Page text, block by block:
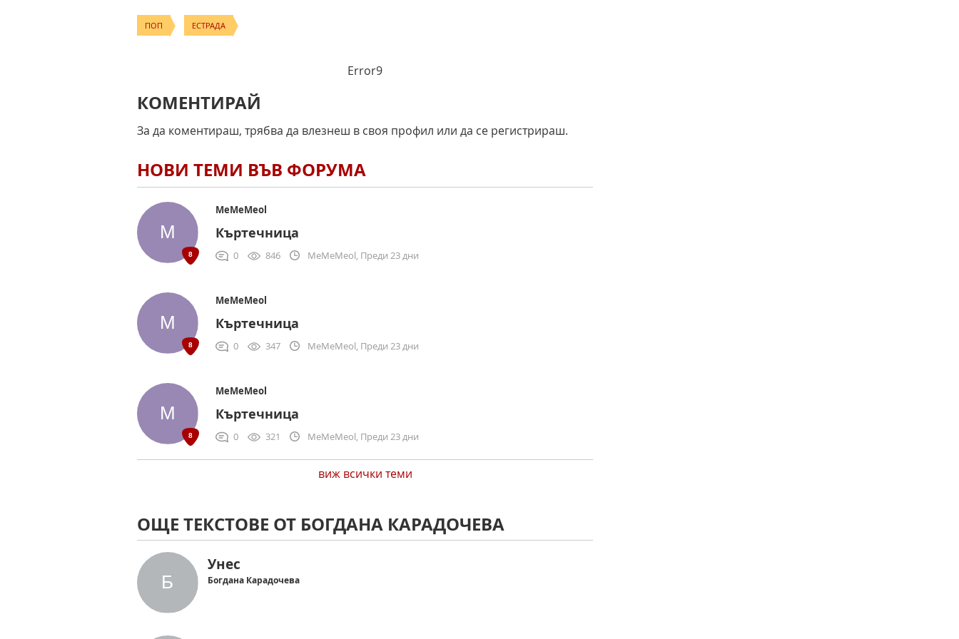
ПОП ЕСТРАДА
Error9
КОМЕНТИРАЙ
За да коментираш, трябва да влезнеш в своя профил или да се регистрираш.
НОВИ ТЕМИ ВЪВ ФОРУМА
MeMeMeol
Къртечница
0 846 MeMeMeol, Преди 23 дни
MeMeMeol
Къртечница
0 347 MeMeMeol, Преди 23 дни
MeMeMeol
Къртечница
0 321 MeMeMeol, Преди 23 дни
виж всички теми
ОЩЕ ТЕКСТОВЕ ОТ БОГДАНА КАРАДОЧЕВА
Унес
Богдана Карадочева